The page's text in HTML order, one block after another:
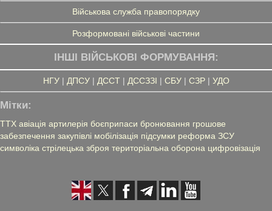
Військова служба правопорядку
Розформовані військові частини
ІНШІ ВІЙСЬКОВІ ФОРМУВАННЯ:
НГУ| ДПСУ| ДССТ| ДССЗЗІ | СБУ| СЗР| УДО
Мітки:
ТТХ авіація артилерія боєприпаси бронювання грошове
забезпечення закупівлі мобілізація підсумки реформа ЗСУ
символіка стрілецька зброя територіальна оборона цифровізація